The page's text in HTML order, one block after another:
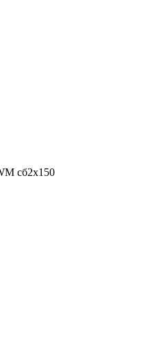
сб2x150